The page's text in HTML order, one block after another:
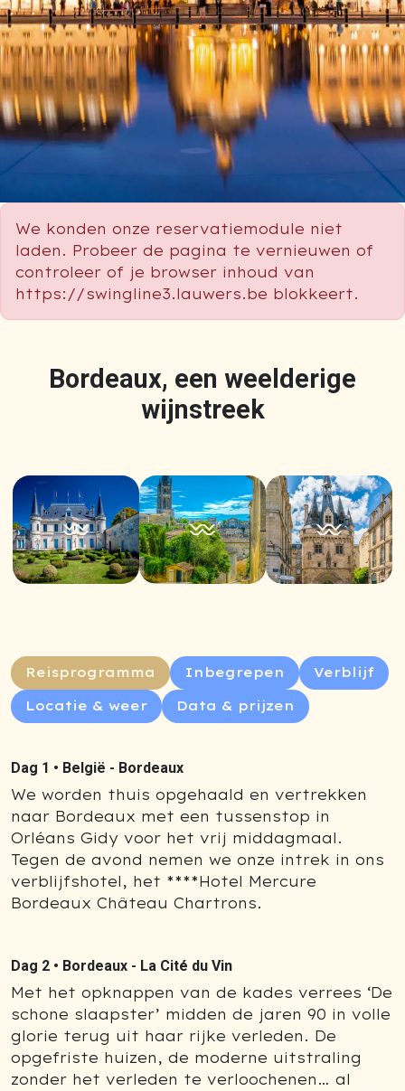
We konden onze reservatiemodule niet
laden. Probeer de pagina te vernieuwen of
controleer of je browser inhoud van
https://swingline3.lauwers.be blokkeert.
Bordeaux, een weelderige
wijnstreek
Reisprogramma Inbegrepen Verblijf
Locatie & weer Data & prijzen
Dag 1 • België - Bordeaux
We worden thuis opgehaald en vertrekken
naar Bordeaux met een tussenstop in
Orléans Gidy voor het vrij middagmaal.
Tegen de avond nemen we onze intrek in ons
verblijfshotel, het ****Hotel Mercure
Bordeaux Château Chartrons.
Dag 2 • Bordeaux - La Cité du Vin
Met het opknappen van de kades verrees ‘De
schone slaapster’ midden de jaren 90 in volle
glorie terug uit haar rijke verleden. De
opgefriste huizen, de moderne uitstraling
zonder het verleden te verloochenen… al